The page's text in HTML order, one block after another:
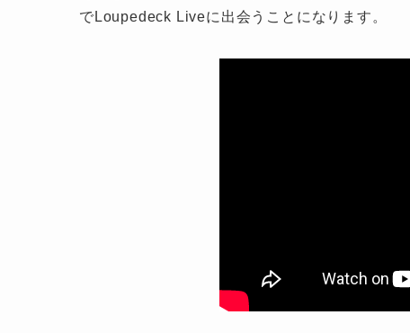
でLoupedeck Liveに出会うことになります。